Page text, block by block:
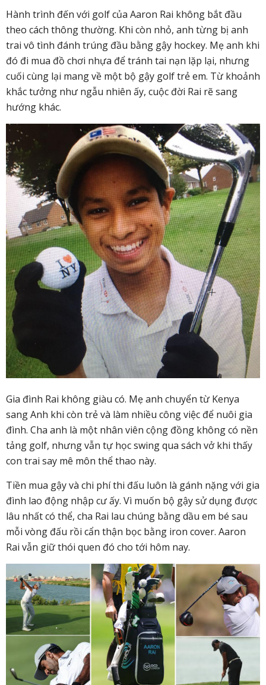
Hành trình đến với golf của Aaron Rai không bắt đầu
theo cách thông thường. Khi còn nhỏ, anh từng bị anh
trai vô tình đánh trúng đầu bằng gậy hockey. Mẹ anh khi
đó đi mua đồ chơi nhựa để tránh tai nạn lặp lại, nhưng
cuối cùng lại mang về một bộ gậy golf trẻ em. Từ khoảnh
khắc tưởng như ngẫu nhiên ấy, cuộc đời Rai rẽ sang
hướng khác.
Gia đình Rai không giàu có. Mẹ anh chuyển từ Kenya
sang Anh khi còn trẻ và làm nhiều công việc để nuôi gia
đình. Cha anh là một nhân viên cộng đồng không có nền
tảng golf, nhưng vẫn tự học swing qua sách vở khi thấy
con trai say mê môn thể thao này.
Tiền mua gậy và chi phí thi đấu luôn là gánh nặng với gia
đình lao động nhập cư ấy. Vì muốn bộ gậy sử dụng được
lâu nhất có thể, cha Rai lau chúng bằng dầu em bé sau
mỗi vòng đấu rồi cẩn thận bọc bằng iron cover. Aaron
Rai vẫn giữ thói quen đó cho tới hôm nay.